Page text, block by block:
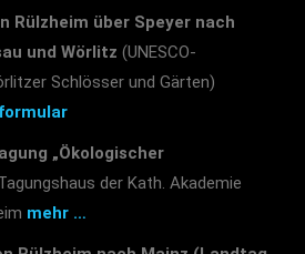
Rülzheim über Speyer nach
und Wörlitz (UNESCO-
Schlösser und Gärten)
„Ökologischer
der Kath. Akademie
mehr …